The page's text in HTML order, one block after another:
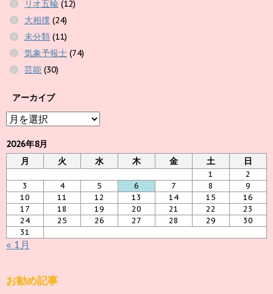
リオ五輪 (12)
大相撲 (24)
未分類 (11)
気象予報士 (74)
芸能 (30)
アーカイブ
ア
カ
イ
ブ
2026年8月
月
火 水 木 金 土 日
1
2
3
4 5 6 7 8
9
10
11 12 13 14 15
16
17
18 19 20 21 22
23
24
25 26 27 28 29
30
31
« 1月
お勧め記事